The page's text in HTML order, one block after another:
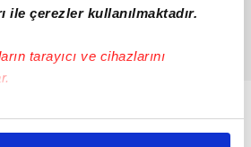
ile çerezler kullanılmaktadır.
tarayıcı ve cihazlarını
halinde sizlere özel